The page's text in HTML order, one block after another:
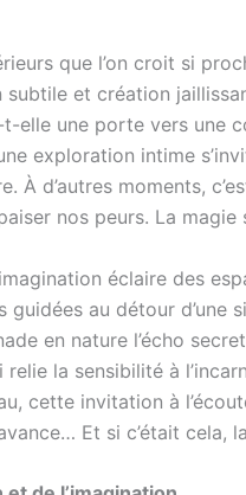
que l’on croit si
et création
une porte vers une
exploration intime
À d’autres moments,
nos peurs. La magie
éclaire des
au détour
en nature l’écho
la sensibilité à
cette invitation à
Et si c’était cela,